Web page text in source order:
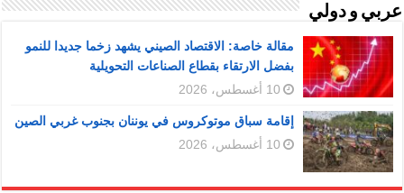
عربي و دولي
مقالة خاصة: الاقتصاد الصيني يشهد زخما جديدا للنمو
بفضل الارتقاء بقطاع الصناعات التحويلية
10 أغسطس، 2026
إقامة سباق موتوكروس في يوننان بجنوب غربي الصين
10 أغسطس، 2026